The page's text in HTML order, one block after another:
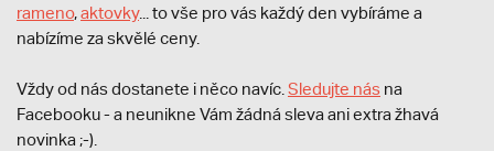
rameno,aktovky... to vše pro vás každý den vybíráme a
nabízíme za skvělé ceny.
Vždy od nás dostanete i něco navíc. Sledujte nás na
Facebooku - a neunikne Vám žádná sleva ani extra žhavá
novinka ;-).